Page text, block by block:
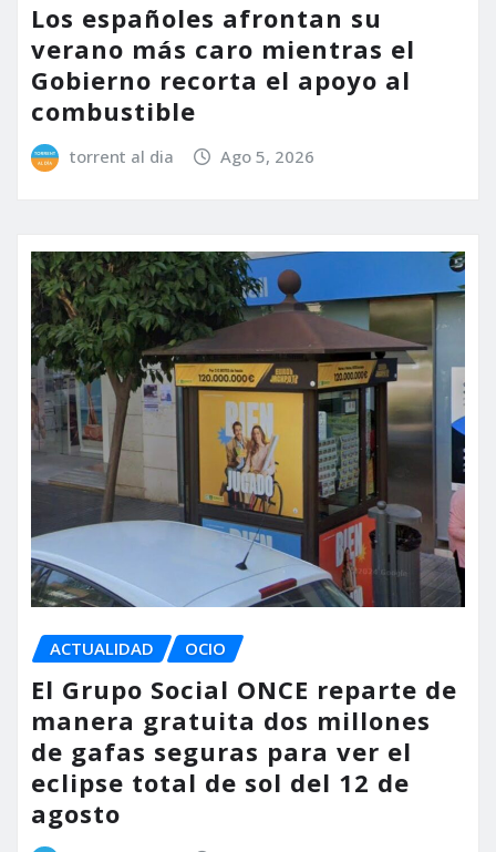
Los españoles afrontan su
verano más caro mientras el
Gobierno recorta el apoyo al
combustible
torrent al dia Ago 5, 2026
ACTUALIDAD OCIO
El Grupo Social ONCE reparte de
manera gratuita dos millones
de gafas seguras para ver el
eclipse total de sol del 12 de
agosto